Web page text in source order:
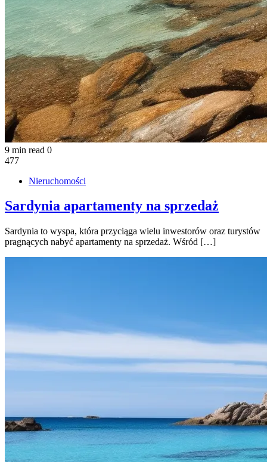
9 min read 0
477
Nieruchomości
Sardynia apartamenty na sprzedaż
Sardynia to wyspa, która przyciąga wielu inwestorów oraz turystów
pragnących nabyć apartamenty na sprzedaż. Wśród […]